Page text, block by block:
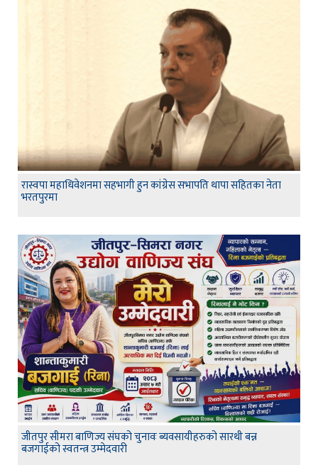
रास्वपा महाधिवेशनमा सहभागी हुन कांग्रेस सभापति थापा सहितका नेता
भरतपुरमा
जीतपुर सीमरा बाणिज्य संघको चुनावः ब्यवसायीहरुको सारथी बन्न
बजगाईको स्वतन्त्र उम्मेदवारी